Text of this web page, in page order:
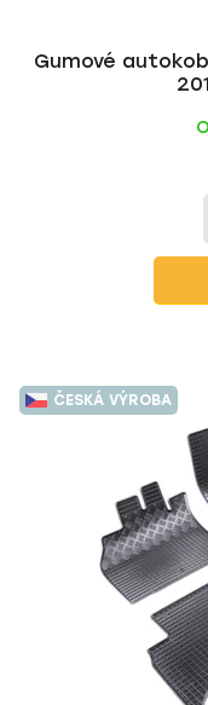
Gumové
ČESKÁ VÝROBA